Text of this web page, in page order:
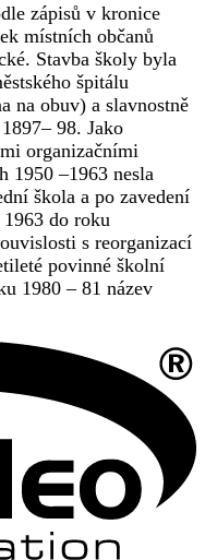
zápisů v kronice
místních občanů
Stavba školy byla
špitálu
na obuv) a slavnostně
98. Jako
organizačními
1950 –1963 nesla
škola a po zavedení
do roku
s reorganizací
povinné školní
1980 – 81 název